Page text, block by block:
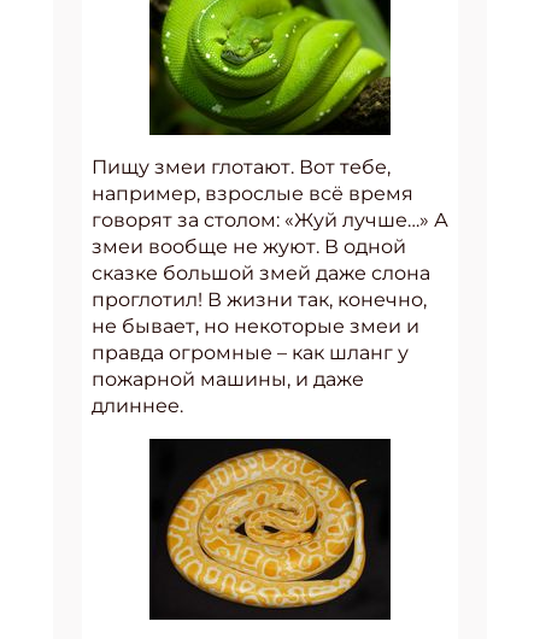
Пищу змеи глотают. Вот тебе,
например, взрослые всё время
говорят за столом: «Жуй лучше…» А
змеи вообще не жуют. В одной
сказке большой змей даже слона
проглотил! В жизни так, конечно,
не бывает, но некоторые змеи и
правда огромные – как шланг у
пожарной машины, и даже
длиннее.